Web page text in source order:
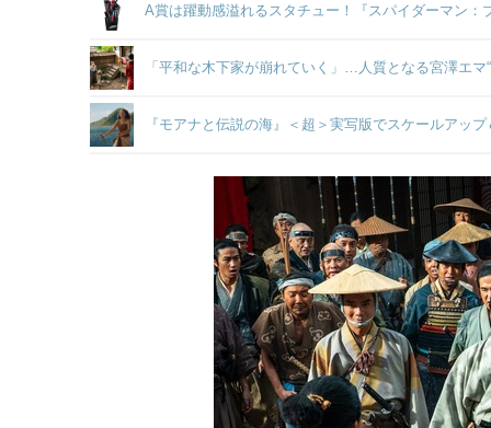
A賞は躍動感溢れるスタチュー！『スパイダーマン
「平和な木下家が崩れていく」…人質となる宮澤エ
『モアナと伝説の海』＜超＞実写版でスケールアッ